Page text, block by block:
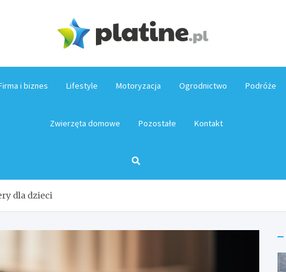
i biznes Lifestyle Motoryzacja Ogrodnictwo Podróże
Zwierzęta domowe Pozostałe Kontakt
dla dzieci